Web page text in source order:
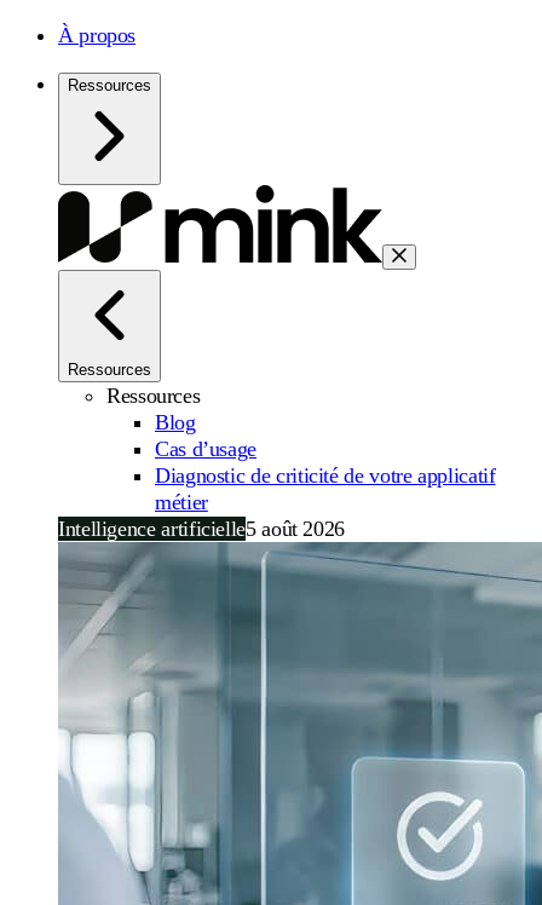
À propos
Ressources
Ressources
Ressources
Blog
Cas d’usage
Diagnostic de criticité de votre applicatif
métier
Intelligence artificielle5 août 2026